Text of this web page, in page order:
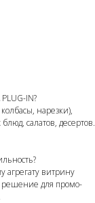
IN?
нарезки),
салатов, десертов.
агрегату витрину
решение для промо-